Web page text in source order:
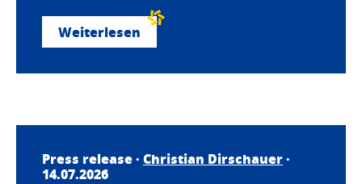
Weiterlesen
Press release · Christian Dirschauer·
14.07.2026